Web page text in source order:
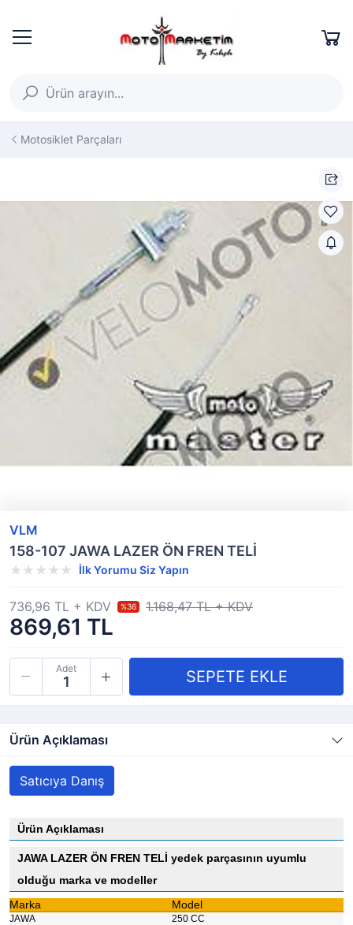
Motosiklet Parçaları
VLM
158-107 JAWA LAZER ÖN FREN TELİ
İlk Yorumu Siz Yapın
869,61 TL
736,96 TL + KDV %36 1.168,47 TL + KDV
Adet
Ürün Açıklaması
Satıcıya Danış
Ürün Açıklaması
JAWA LAZER ÖN FREN TELİ yedek parçasının uyumlu
olduğu marka ve modeller
Marka
Model
JAWA 250 CC